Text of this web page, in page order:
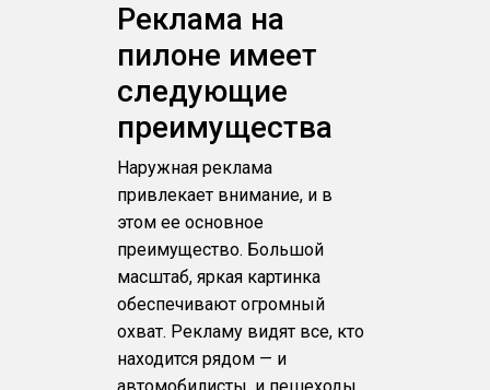
Реклама на
пилоне имеет
следующие
преимущества
Наружная реклама
привлекает внимание, и в
этом ее основное
преимущество. Большой
масштаб, яркая картинка
обеспечивают огромный
охват. Рекламу видят все, кто
находится рядом — и